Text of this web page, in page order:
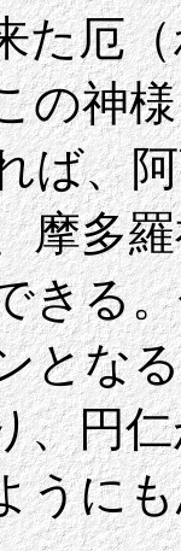
た厄
の神
ば、
摩多
きる
とな
、円
うに